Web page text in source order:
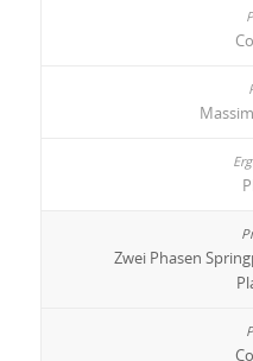
Zwei Phasen